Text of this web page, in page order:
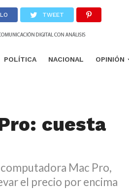
POLÍTICA NACIONAL OPINIÓN
TWEET
cuesta
Mac Pro,
el precio por encima